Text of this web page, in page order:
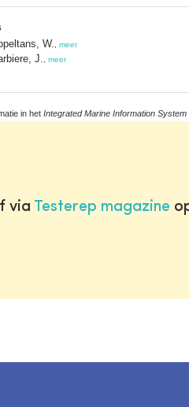
W. meer
J. meer
in het Integrated Marine Information System
via Testerep magazine